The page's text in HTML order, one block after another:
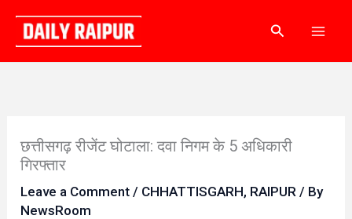
content
Search
छत्तीसगढ़ रीजेंट घोटाला: दवा निगम के 5 अधिकारी
गिरफ्तार
Leave a Comment / CHHATTISGARH, RAIPUR / By
NewsRoom